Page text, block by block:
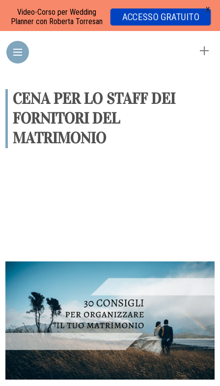
CENA PER LO STAFF DEI
FORNITORI DEL
MATRIMONIO
Video-Corso per Wedding
Planner con Roberta Torresan
ACCESSO GRATUITO
X